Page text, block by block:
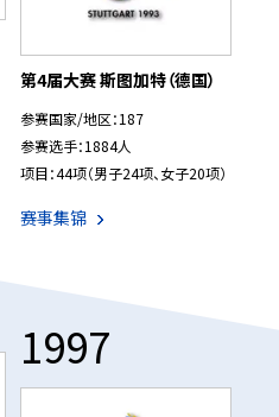
第4届大赛 斯图加特（德国）
参赛国家/地区：187
参赛选手：1884人
项目：44项（男子24项、女子20项）
赛事集锦
1997